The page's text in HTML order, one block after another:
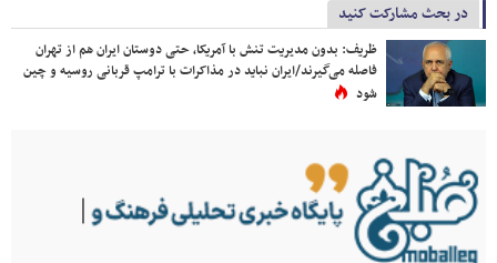
در بحث مشارکت کنید
ظریف: بدون مدیریت تنش با آمریکا، حتی دوستان ایران هم از تهران
فاصله می‌گیرند/ایران نباید در مذاکرات با ترامپ قربانی روسیه و چین
شود